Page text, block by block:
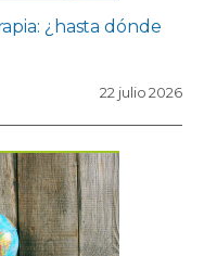
¿hasta dónde
22 julio 2026